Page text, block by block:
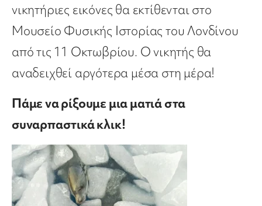
νικητήριες εικόνες θα εκτίθενται στο
Μουσείο Φυσικής Ιστορίας του Λονδίνου
από τις 11 Οκτωβρίου. Ο νικητής θα
αναδειχθεί αργότερα μέσα στη μέρα!
Πάμε να ρίξουμε μια ματιά στα
συναρπαστικά κλικ!